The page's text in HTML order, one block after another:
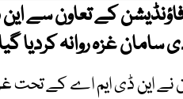
کے تعاون سے
سامان غزہ روانہ کردیا
این ڈی ایم اے کے تحت